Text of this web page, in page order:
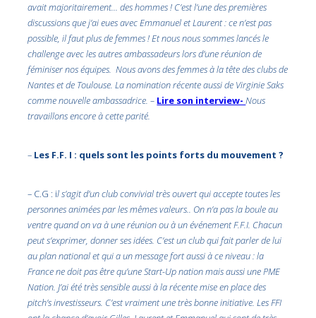
avait majoritairement… des hommes ! C’est l’une des premières
discussions que j’ai eues avec Emmanuel et Laurent : ce n’est pas
possible, il faut plus de femmes ! Et nous nous sommes lancés le
challenge avec les autres ambassadeurs lors d’une réunion de
féminiser nos équipes. Nous avons des femmes à la tête des clubs de
Nantes et de Toulouse. La nomination récente aussi de Virginie Saks
comme nouvelle ambassadrice. – Lire son interview-Nous
travaillons encore à cette parité.
– Les F.F. I : quels sont les points forts du mouvement ?
– C.G : il s’agit d’un club convivial très ouvert qui accepte toutes les
personnes animées par les mêmes valeurs.. On n’a pas la boule au
ventre quand on va à une réunion ou à un événement F.F.I. Chacun
peut s’exprimer, donner ses idées. C’est un club qui fait parler de lui
au plan national et qui a un message fort aussi à ce niveau : la
France ne doit pas être qu’une Start-Up nation mais aussi une PME
Nation. J’ai été très sensible aussi à la récente mise en place des
pitch’s investisseurs. C’est vraiment une très bonne initiative. Les FFI